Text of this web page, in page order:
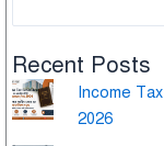
Recent Posts
Income
2026